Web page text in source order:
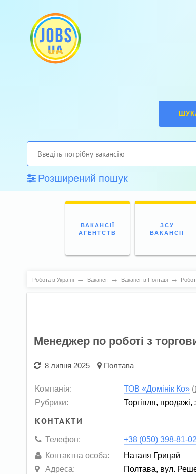
Розширений пошук
ВАКАНСІЇ
АГЕНТСТВ
ЗСУ
ВАКАНСІЇ
Робота в Україні → Вакансії → Вакансії в Полтаві →
Менеджер по роботі з
8 липня 2025 Полтава
Компанія: ТОВ «Домінік Ко» (
Рубрики:
Торгівля, продажі,
КОНТАКТИ
Телефон:
+38 (050) 398-81-02
Контактна особа:
Наталя Грицай
Адреса:
Полтава, вул.